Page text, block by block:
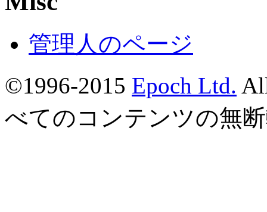
管理人のページ
©1996-2015 Epoch Ltd.
べてのコンテンツの無